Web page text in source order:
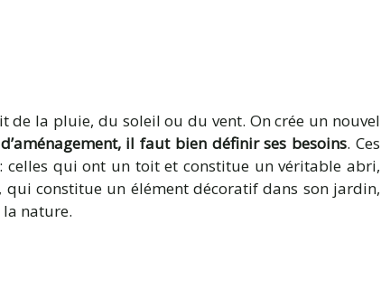
de la pluie, du soleil ou du vent. On crée un nouvel
il faut bien définir ses besoins. Ces
celles qui ont un toit et constitue un véritable abri,
qui constitue un élément décoratif dans son jardin,
nature.